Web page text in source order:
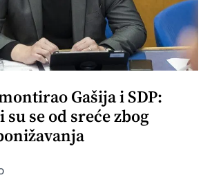
Gašija i SDP:
se od sreće zbog